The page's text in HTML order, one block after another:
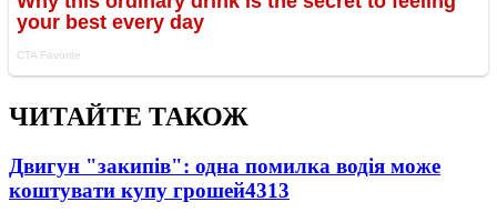
ЧИТАЙТЕ ТАКОЖ
Двигун "закипів": одна помилка водія може
коштувати купу грошей4313